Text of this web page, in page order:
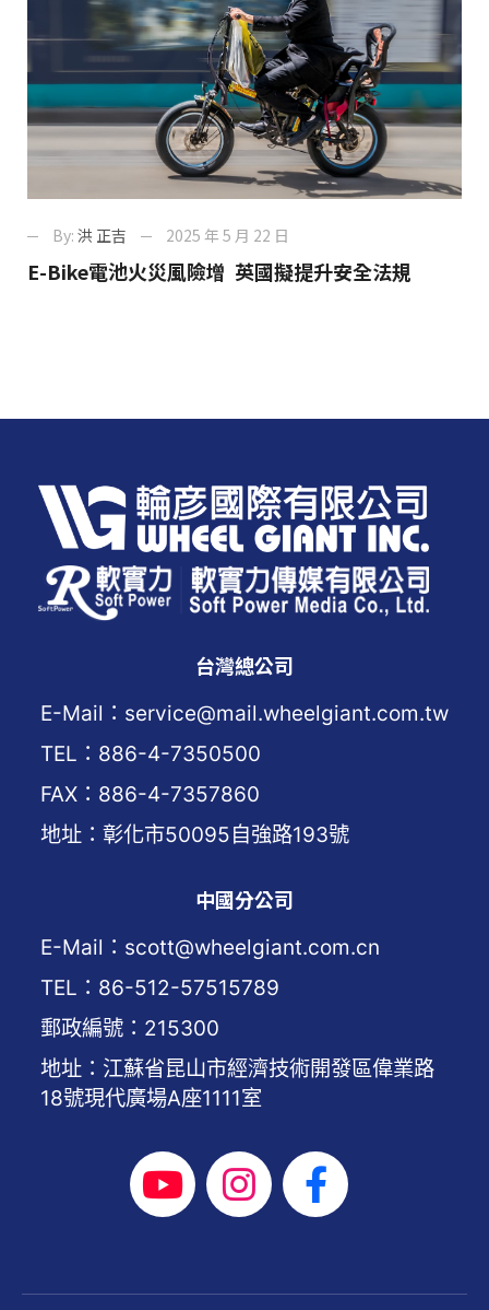
By: 洪 正吉 2025 年 5 月 22 日
E-Bike電池火災風險增 英國擬提升安全法規
台灣總公司
E-Mail：service@mail.wheelgiant.com.tw
TEL：886-4-7350500
FAX：886-4-7357860
地址：彰化市50095自強路193號
中國分公司
E-Mail：scott@wheelgiant.com.cn
TEL：86-512-57515789
郵政編號：215300
地址：江蘇省昆山市經濟技術開發區偉業路
18號現代廣場A座1111室